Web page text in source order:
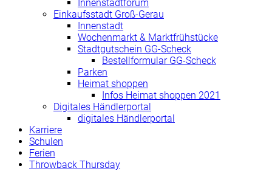
Innenstadtforum
Einkaufsstadt Groß-Gerau
Innenstadt
Wochenmarkt & Marktfrühstücke
Stadtgutschein GG-Scheck
Bestellformular GG-Scheck
Parken
Heimat shoppen
Infos Heimat shoppen 2021
Digitales Händlerportal
digitales Händlerportal
Karriere
Schulen
Ferien
Throwback Thursday